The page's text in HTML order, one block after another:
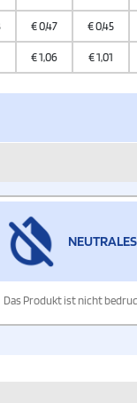
€0,47 €0,45
€1,06 €1,01
Das Produkt ist nicht